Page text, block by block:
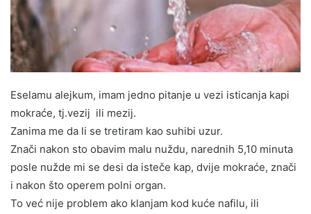
Eselamu alejkum, imam jedno pitanje u vezi isticanja kapi
mokraće, tj.vezij ili mezij.
Zanima me da li se tretiram kao suhibi uzur.
Znači nakon sto obavim malu nuždu, narednih 5,10 minuta
posle nužde mi se desi da isteče kap, dvije mokraće, znači
i nakon što operem polni organ.
To već nije problem ako klanjam kod kuće nafilu, ili